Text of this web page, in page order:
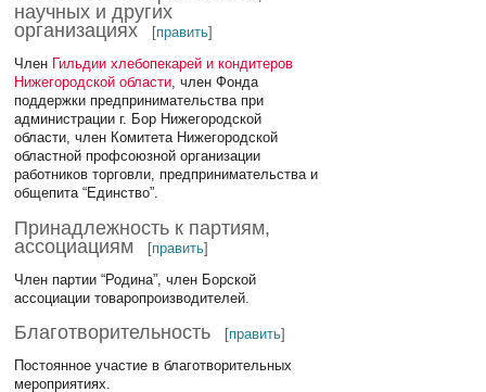
научных и других
организациях
[править]
Член Гильдии хлебопекарей и кондитеров
Нижегородской области, член Фонда
поддержки предпринимательства при
администрации г. Бор Нижегородской
области, член Комитета Нижегородской
областной профсоюзной организации
работников торговли, предпринимательства и
общепита “Единство”.
Принадлежность к партиям,
ассоциациям
[править]
Член партии “Родина”, член Борской
ассоциации товаропроизводителей.
Благотворительность [править]
Постоянное участие в благотворительных
мероприятиях.